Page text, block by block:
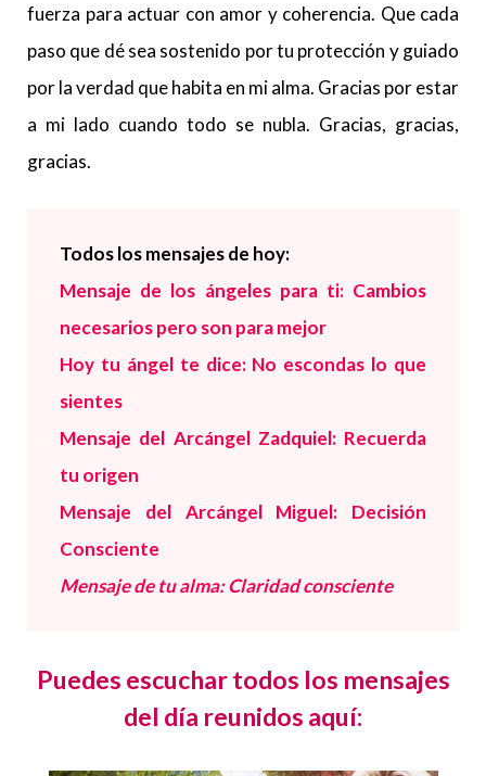
fuerza para actuar con amor y coherencia. Que cada
paso que dé sea sostenido por tu protección y guiado
por la verdad que habita en mi alma. Gracias por estar
a mi lado cuando todo se nubla. Gracias, gracias,
gracias.
Todos los mensajes de hoy:
Mensaje de los ángeles para ti: Cambios
necesarios pero son para mejor
Hoy tu ángel te dice: No escondas lo que
sientes
Mensaje del Arcángel Zadquiel: Recuerda
tu origen
Mensaje del Arcángel Miguel: Decisión
Consciente
Mensaje de tu alma: Claridad consciente
Puedes escuchar todos los mensajes
del día reunidos aquí: